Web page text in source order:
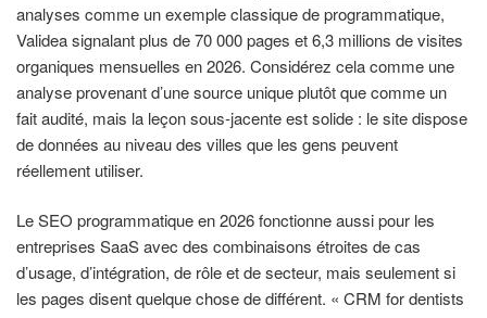
analyses comme un exemple classique de programmatique,
Validea signalant plus de 70 000 pages et 6,3 millions de visites
organiques mensuelles en 2026. Considérez cela comme une
analyse provenant d’une source unique plutôt que comme un
fait audité, mais la leçon sous-jacente est solide : le site dispose
de données au niveau des villes que les gens peuvent
réellement utiliser.
Le SEO programmatique en 2026 fonctionne aussi pour les
entreprises SaaS avec des combinaisons étroites de cas
d’usage, d’intégration, de rôle et de secteur, mais seulement si
les pages disent quelque chose de différent. « CRM for dentists